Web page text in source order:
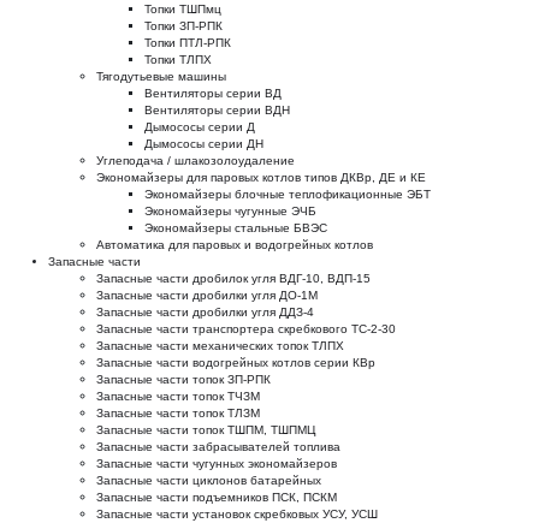
Топки ТШПмц
Топки ЗП-РПК
Топки ПТЛ-РПК
Топки ТЛПХ
Тягодутьевые машины
Вентиляторы серии ВД
Вентиляторы серии ВДН
Дымососы серии Д
Дымососы серии ДН
Углеподача / шлакозолоудаление
Экономайзеры для паровых котлов типов ДКВр, ДЕ и КЕ
Экономайзеры блочные теплофикационные ЭБТ
Экономайзеры чугунные ЭЧБ
Экономайзеры стальные БВЭС
Автоматика для паровых и водогрейных котлов
Запасные части
Запасные части дробилок угля ВДГ-10, ВДП-15
Запасные части дробилки угля ДО-1М
Запасные части дробилки угля ДДЗ-4
Запасные части транспортера скребкового ТС-2-30
Запасные части механических топок ТЛПХ
Запасные части водогрейных котлов серии КВр
Запасные части топок ЗП-РПК
Запасные части топок ТЧЗМ
Запасные части топок ТЛЗМ
Запасные части топок ТШПМ, ТШПМЦ
Запасные части забрасывателей топлива
Запасные части чугунных экономайзеров
Запасные части циклонов батарейных
Запасные части подъемников ПСК, ПСКМ
Запасные части установок скребковых УСУ, УСШ